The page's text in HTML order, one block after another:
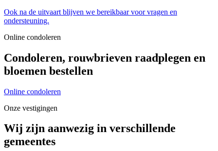
Ook na de uitvaart blijven we bereikbaar voor vragen en
ondersteuning.
Online condoleren
Condoleren, rouwbrieven raadplegen en
bloemen bestellen
Online condoleren
Onze vestigingen
Wij zijn aanwezig in verschillende
gemeentes